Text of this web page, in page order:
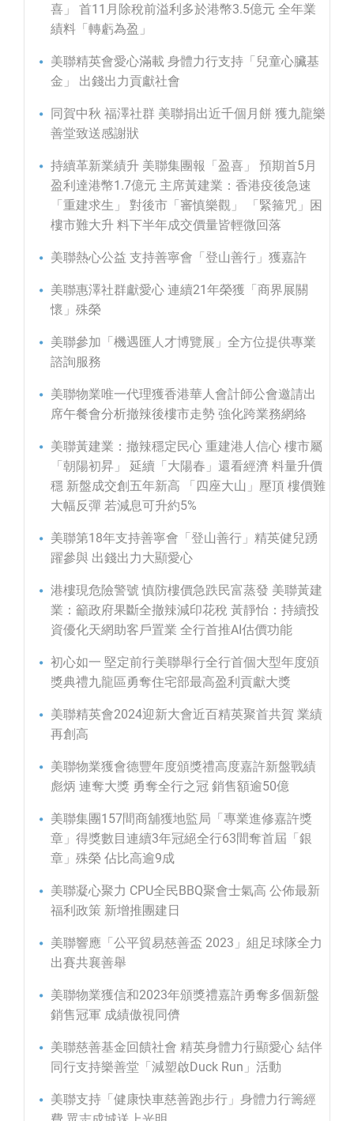
喜」 首11月除稅前溢利多於港幣3.5億元 全年業
績料「轉虧為盈」
美聯精英會愛心滿載 身體力行支持「兒童心臟基
金」 出錢出力貢獻社會
同賀中秋 福澤社群 美聯捐出近千個月餅 獲九龍樂
善堂致送感謝狀
持續革新業績升 美聯集團報「盈喜」 預期首5月
盈利達港幣1.7億元 主席黃建業：香港疫後急速
「重建求生」 對後市「審慎樂觀」 「緊箍咒」困
樓市難大升 料下半年成交價量皆輕微回落
美聯熱心公益 支持善寧會「登山善行」獲嘉許
美聯惠澤社群獻愛心 連續21年榮獲「商界展關
懷」殊榮
美聯參加「機遇匯人才博覽展」全方位提供專業
諮詢服務
美聯物業唯一代理獲香港華人會計師公會邀請出
席午餐會分析撤辣後樓市走勢 強化跨業務網絡
美聯黃建業：撤辣穩定民心 重建港人信心 樓市屬
「朝陽初昇」 延續「大陽春」還看經濟 料量升價
穩 新盤成交創五年新高 「四座大山」壓頂 樓價難
大幅反彈 若減息可升約5%
美聯第18年支持善寧會「登山善行」精英健兒踴
躍參與 出錢出力大顯愛心
港樓現危險警號 慎防樓價急跌民富蒸發 美聯黃建
業：籲政府果斷全撤辣減印花稅 黃靜怡：持續投
資優化天網助客戶置業 全行首推AI估價功能
初心如一 堅定前行美聯舉行全行首個大型年度頒
獎典禮九龍區勇奪住宅部最高盈利貢獻大獎
美聯精英會2024迎新大會近百精英聚首共賀 業績
再創高
美聯物業獲會德豐年度頒獎禮高度嘉許新盤戰績
彪炳 連奪大獎 勇奪全行之冠 銷售額逾50億
美聯集團157間商舖獲地監局「專業進修嘉許獎
章」得獎數目連續3年冠絕全行63間奪首屆「銀
章」殊榮 佔比高逾9成
美聯凝心聚力 CPU全民BBQ聚會士氣高 公佈最新
福利政策 新增推團建日
美聯響應「公平貿易慈善盃 2023」組足球隊全力
出賽共襄善舉
美聯物業獲信和2023年頒獎禮嘉許勇奪多個新盤
銷售冠軍 成績傲視同儕
美聯慈善基金回饋社會 精英身體力行顯愛心 結伴
同行支持樂善堂「減塑啟Duck Run」活動
美聯支持「健康快車慈善跑步行」身體力行籌經